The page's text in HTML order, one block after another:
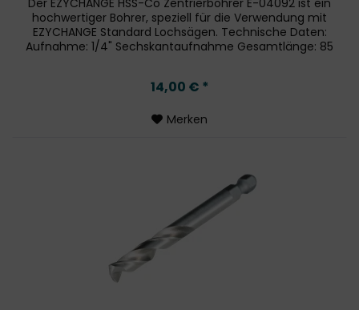
Der EZYCHANGE HSS-Co Zentrierbohrer E-04092 ist ein
hochwertiger Bohrer, speziell für die Verwendung mit
EZYCHANGE Standard Lochsägen. Technische Daten:
Aufnahme: 1/4" Sechskantaufnahme Gesamtlänge: 85
14,00 € *
Merken